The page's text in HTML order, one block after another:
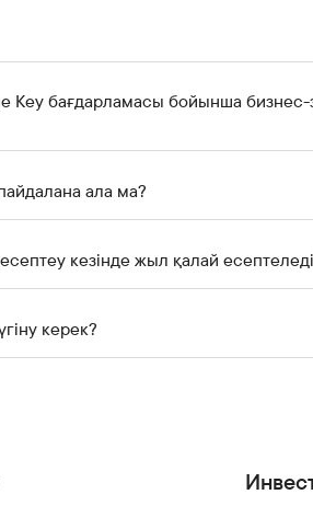
Key бағдарламасы бойынша бизнес-
ала ма?
кезінде жыл қалай
керек?